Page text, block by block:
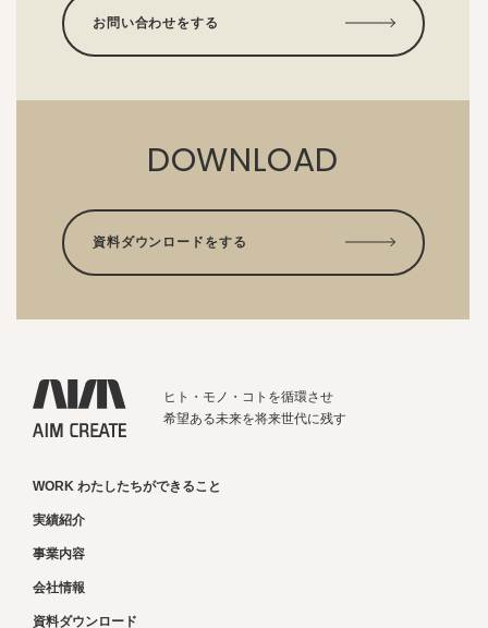
お問い合わせをする
DOWNLOAD
資料ダウンロードをする
ヒト・モノ・コトを循環させ
希望ある未来を将来世代に残す
WORK わたしたちができること
実績紹介
事業内容
会社情報
資料ダウンロード